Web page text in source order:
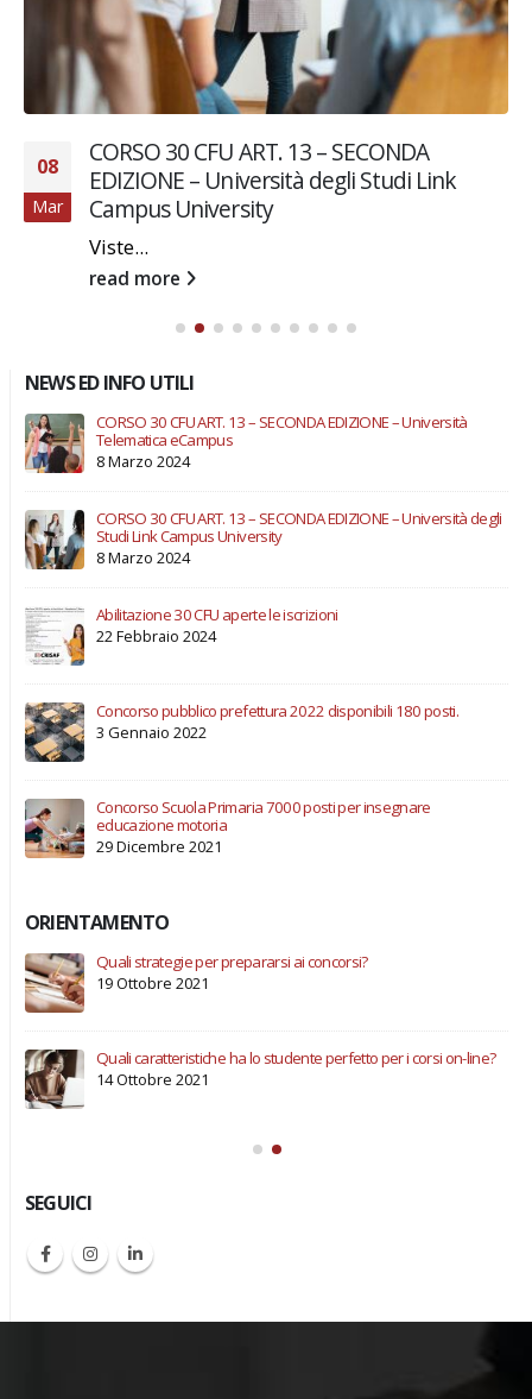
08
Mar
CORSO 30 CFU ART. 13 – SECONDA
EDIZIONE – Università degli Studi Link
Campus University
Viste...
read more
NEWS ED INFO UTILI
CORSO 30 CFU ART. 13 – SECONDA EDIZIONE – Università
Telematica eCampus
8 Marzo 2024
CORSO 30 CFU ART. 13 – SECONDA EDIZIONE – Università degli
Studi Link Campus University
8 Marzo 2024
Abilitazione 30 CFU aperte le iscrizioni
22 Febbraio 2024
Concorso pubblico prefettura 2022 disponibili 180 posti.
3 Gennaio 2022
Concorso Scuola Primaria 7000 posti per insegnare
educazione motoria
29 Dicembre 2021
ORIENTAMENTO
Quali strategie per prepararsi ai concorsi?
19 Ottobre 2021
Quali caratteristiche ha lo studente perfetto per i corsi on-line?
14 Ottobre 2021
SEGUICI